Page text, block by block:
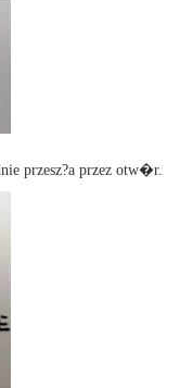
przesz?a przez otw�r.